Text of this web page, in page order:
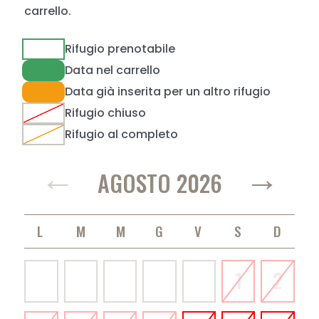
carrello.
Rifugio prenotabile
Data nel carrello
Data già inserita per un altro rifugio
Rifugio chiuso
Rifugio al completo
← AGOSTO 2026 →
1
2